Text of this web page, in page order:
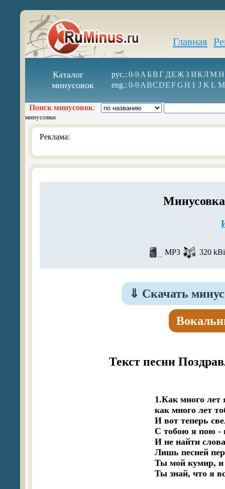
Главная
Каталог
минусовок
рус.: 0-9А БВГ ДЕЖ З ИКЛМН
eng.: 0-9ABCDEFGH I J K L M
Поиск минусовок:
минусовки
Реклама:
MP3 320
⇓ Скачать
Текст песни
1.Как много
как много лет
И вот теперь
С тобою я пою -
И не найти
Лишь песней
Ты мой кумир, и
Ты знай, что я